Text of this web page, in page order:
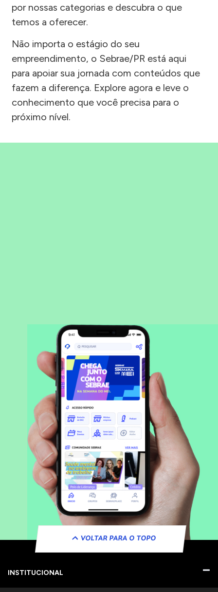
por nossas categorias e descubra o que
temos a oferecer.
Não importa o estágio do seu
empreendimento, o Sebrae/PR está aqui
para apoiar sua jornada com conteúdos que
fazem a diferença. Explore agora e leve o
conhecimento que você precisa para o
próximo nível.
VOLTAR PARA O TOPO
INSTITUCIONAL